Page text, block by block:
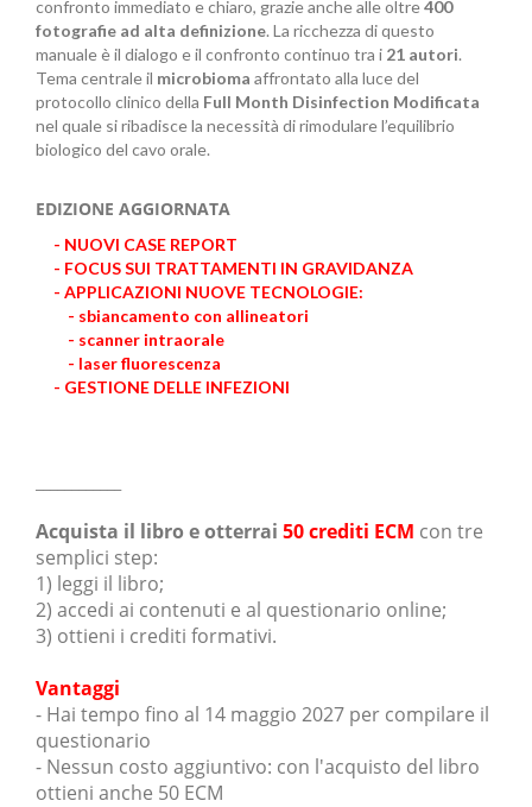
confronto immediato e chiaro, grazie anche alle oltre400
fotografie ad alta definizione. La ricchezza di questo
manuale è il dialogo e il confronto continuo tra i 21 autori.
Tema centrale il microbioma affrontato alla luce del
protocollo clinico della Full Month Disinfection Modificata
nel quale si ribadisce la necessità di rimodulare l’equilibrio
biologico del cavo orale.
EDIZIONE AGGIORNATA
- NUOVI CASE REPORT
- FOCUS SUI TRATTAMENTI IN GRAVIDANZA
- APPLICAZIONI NUOVE TECNOLOGIE:
- sbiancamento con allineatori
- scanner intraorale
- laser fluorescenza
- GESTIONE DELLE INFEZIONI
Acquista il libro e otterrai 50 crediti ECM con tre
semplici step:
1) leggi il libro;
2) accedi ai contenuti e al questionario online;
3) ottieni i crediti formativi.
Vantaggi
- Hai tempo fino al 14 maggio 2027 per compilare il
questionario
- Nessun costo aggiuntivo: con l'acquisto del libro
ottieni anche 50 ECM